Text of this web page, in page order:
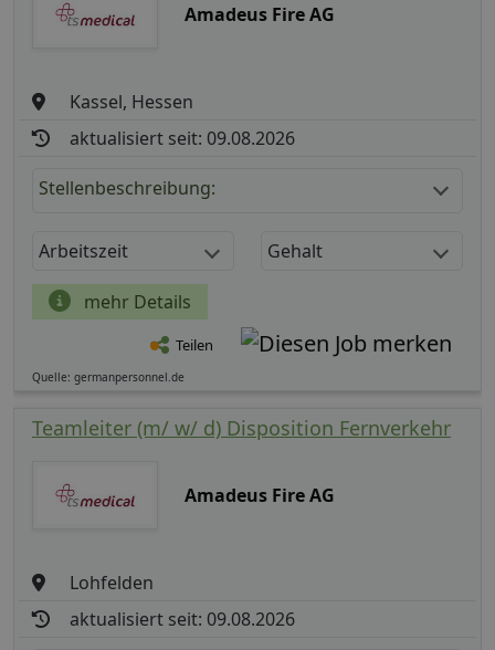
Amadeus Fire AG
Kassel, Hessen
aktualisiert seit: 09.08.2026
Stellenbeschreibung:
Arbeitszeit Gehalt
mehr Details
Teilen
Quelle: germanpersonnel.de
Teamleiter (m/ w/ d) Disposition Fernverkehr
Amadeus Fire AG
Lohfelden
aktualisiert seit: 09.08.2026